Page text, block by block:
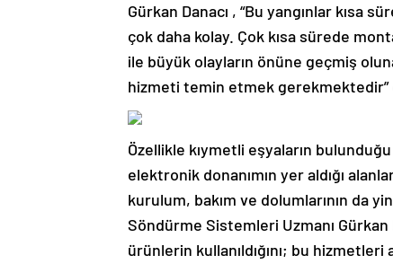
Gürkan Danacı , “Bu yangınlar kısa
çok daha kolay. Çok kısa sürede
ile büyük olayların önüne geçmiş
hizmeti temin etmek gerekmektedir”
Özellikle kıymetli eşyaların
elektronik donanımın yer aldığı
kurulum, bakım ve dolumlarının da
Söndürme Sistemleri Uzmanı
ürünlerin kullanıldığını; bu